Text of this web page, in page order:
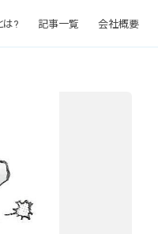
は? 記事一覧 会社概要